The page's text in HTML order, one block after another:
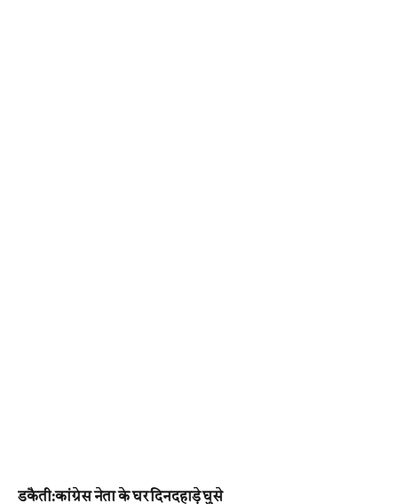
डकैती:कांग्रेस नेता के घर दिनदहाड़े घुसे